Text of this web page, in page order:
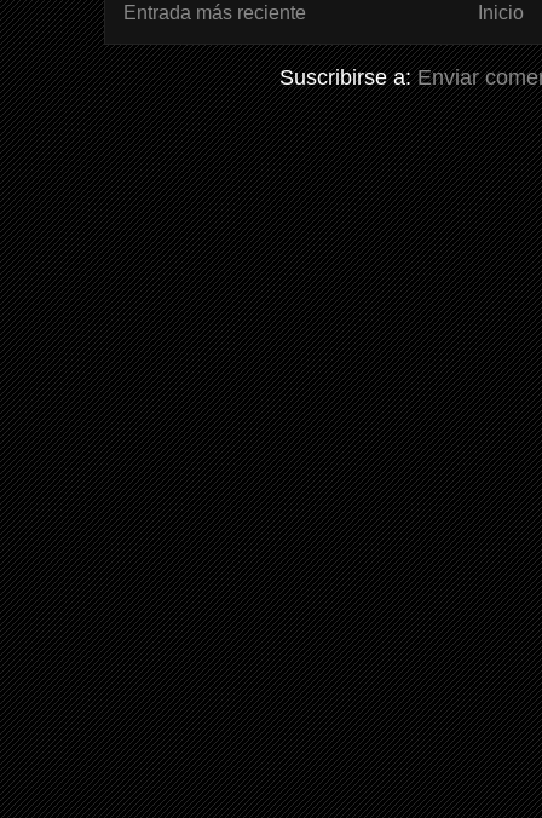
Entrada más reciente Inicio
Suscribirse a:Enviar